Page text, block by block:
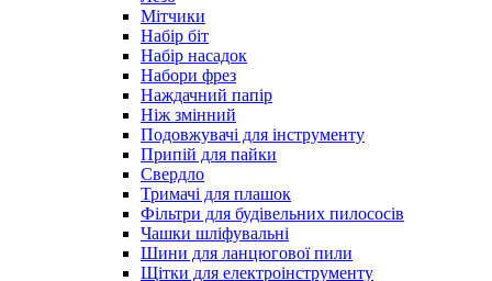
Мітчики
Набір біт
Набір насадок
Набори фрез
Наждачний папір
Ніж змінний
Подовжувачі для інструменту
Припій для пайки
Свердло
Тримачі для плашок
Фільтри для будівельних пилососів
Чашки шліфувальні
Шини для ланцюгової пили
Щітки для електроінструменту